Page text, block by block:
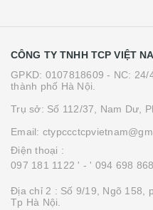
CÔNG TY TNHH TCP VIỆT
GPKD: 0107818609 - NC:
thành phố Hà Nội.
Trụ sở: Số 112/37, Nam Dư,
Email:
Điện thoại :
097 181 1122 ' - ' 094 698
Địa chỉ 2 : Số 9/19, Ngõ 158,
Tp Hà Nội.